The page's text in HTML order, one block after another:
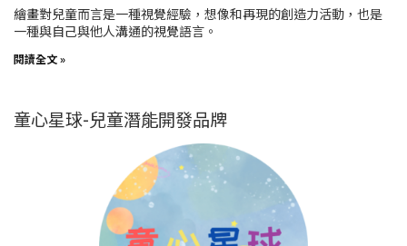
繪畫對兒童而言是一種視覺經驗，想像和再現的創造力活動，也是
一種與自己與他人溝通的視覺語言。
閱讀全文 »
童心星球-兒童潛能開發品牌